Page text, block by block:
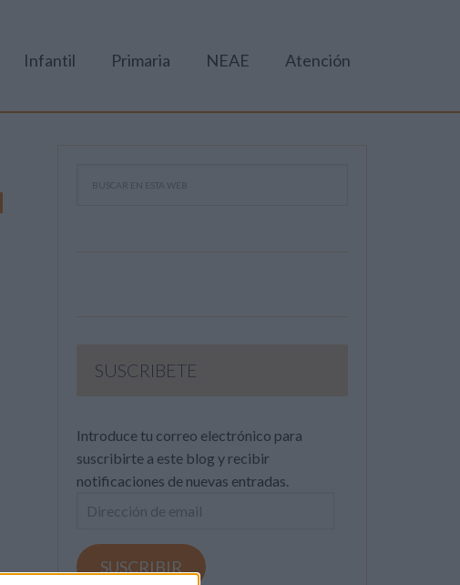
Infantil Primaria NEAE Atención
SUSCRIBETE
Introduce tu correo electrónico para
suscribirte a este blog y recibir
notificaciones de nuevas entradas.
Dirección
email
SUSCRIBIR